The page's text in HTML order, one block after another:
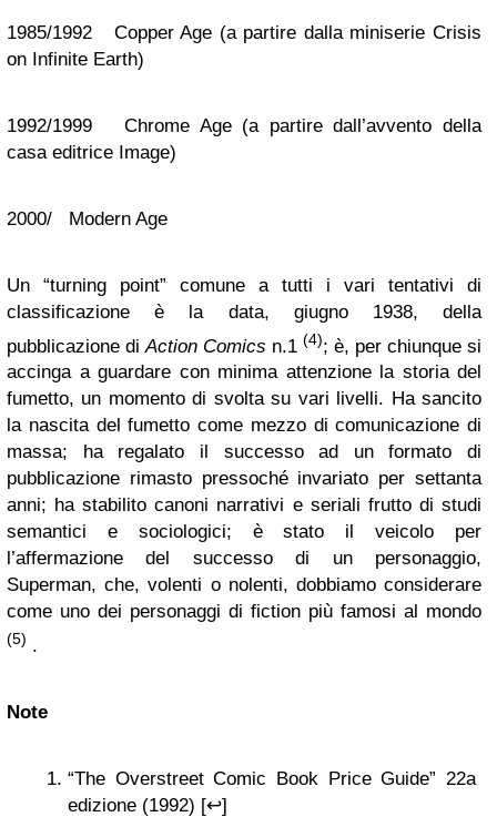
1985/1992 Copper Age (a partire dalla miniserie Crisis
on Infinite Earth)
1992/1999 Chrome Age (a partire dall’avvento della
casa editrice Image)
2000/ Modern Age
Un “turning point” comune a tutti i vari tentativi di
classificazione è la data, giugno 1938, della
pubblicazione diAction Comics n.1 (4); è, per chiunque si
accinga a guardare con minima attenzione la storia del
fumetto, un momento di svolta su vari livelli. Ha sancito
la nascita del fumetto come mezzo di comunicazione di
massa; ha regalato il successo ad un formato di
pubblicazione rimasto pressoché invariato per settanta
anni; ha stabilito canoni narrativi e seriali frutto di studi
semantici e sociologici; è stato il veicolo per
l’affermazione del successo di un personaggio,
Superman, che, volenti o nolenti, dobbiamo considerare
come uno dei personaggi di fiction più famosi al mondo
(5) .
Note
“The Overstreet Comic Book Price Guide” 22a
edizione (1992) [↩]